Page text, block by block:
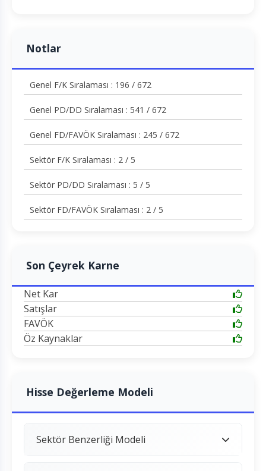
Notlar
Genel F/K Sıralaması : 196 / 672
Genel PD/DD Sıralaması : 541 / 672
Genel FD/FAVÖK Sıralaması : 245 / 672
Sektör F/K Sıralaması : 2 / 5
Sektör PD/DD Sıralaması : 5 / 5
Sektör FD/FAVÖK Sıralaması : 2 / 5
Son Çeyrek Karne
Net Kar
Satışlar
FAVÖK
Öz Kaynaklar
Hisse Değerleme Modeli
Sektör Benzerliği Modeli